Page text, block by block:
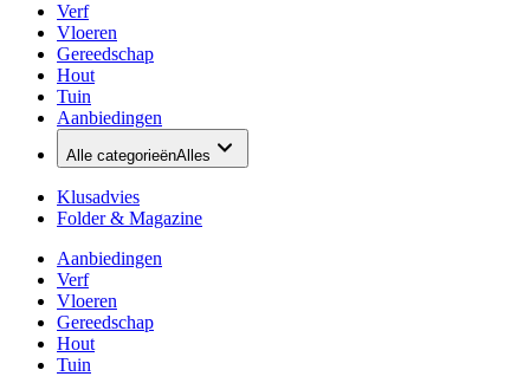
Verf
Vloeren
Gereedschap
Hout
Tuin
Aanbiedingen
Alle categorieënAlles
Klusadvies
Folder & Magazine
Aanbiedingen
Verf
Vloeren
Gereedschap
Hout
Tuin